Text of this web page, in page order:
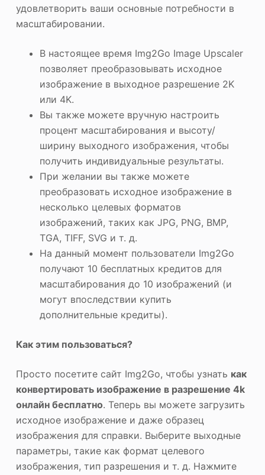
удовлетворить ваши основные потребности в
масштабировании.
В настоящее время Img2Go Image Upscaler
позволяет преобразовывать исходное
изображение в выходное разрешение 2K
или 4K.
Вы также можете вручную настроить
процент масштабирования и высоту/
ширину выходного изображения, чтобы
получить индивидуальные результаты.
При желании вы также можете
преобразовать исходное изображение в
несколько целевых форматов
изображений, таких как JPG, PNG, BMP,
TGA, TIFF, SVG и т. д.
На данный момент пользователи Img2Go
получают 10 бесплатных кредитов для
масштабирования до 10 изображений (и
могут впоследствии купить
дополнительные кредиты).
Как этим пользоваться?
Просто посетите сайт Img2Go, чтобы узнать как
конвертировать изображение в разрешение 4k
онлайн бесплатно. Теперь вы можете загрузить
исходное изображение и даже образец
изображения для справки. Выберите выходные
параметры, такие как формат целевого
изображения, тип разрешения и т. д. Нажмите